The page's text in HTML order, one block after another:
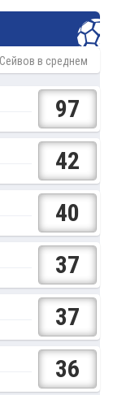
Сейвов в среднем
97
42
40
37
37
36